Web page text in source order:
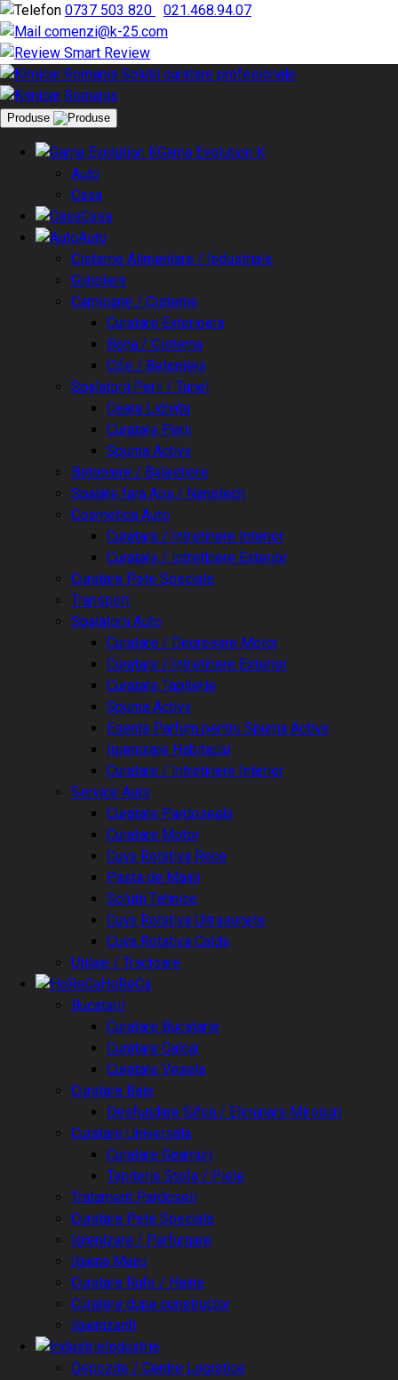
0737 503 820
021.468.94.07
comenzi@k-25.com
Smart Review
Produse
Gama Evolution K
Auto
Casa
Casa
Auto
Cisterne Alimentare / Industriale
Gunoiere
Camioane / Cisterne
Curatare Exterioara
Bena / Cisterna
Cife / Betoniere
Spalatorii Perii / Tunel
Ceara Lichida
Curatare Perii
Spuma Activa
Betoniere / Balastiere
Spalare fara Apa / Nanotech
Cosmetica Auto
Curatare / Intretinere Interior
Curatare / Intretinere Exterior
Curatare Pete Speciale
Transport
Spalatorii Auto
Curatare / Degresare Motor
Curatare / Intretinere Exterior
Curatare Tapiterie
Spuma Activa
Esenta Parfum pentru Spuma Activa
Igienizare Habitaclu
Curatare / Intretinere Interior
Service Auto
Curatare Pardoseala
Curatare Motor
Cuva Rotativa Rece
Pasta de Maini
Solutii Tehnice
Cuva Rotativa Ultrasunete
Cuva Rotativa Calda
Utilaje / Tractoare
HoReCa
Bucatarii
Curatare Bucatarie
Curatare Calcar
Curatare Vesela
Curatare Baie
Desfundare Sifon / Eliminare Mirosuri
Curatare Universala
Curatare Geamuri
Tapiterie Stofa / Piele
Tratament Pardoseli
Curatare Pete Speciale
Igienizare / Parfumare
Igiena Maini
Curatare Rufe / Haine
Curatare dupa constructor
Igienizanti
Industrie
Depozite / Centre Logistice